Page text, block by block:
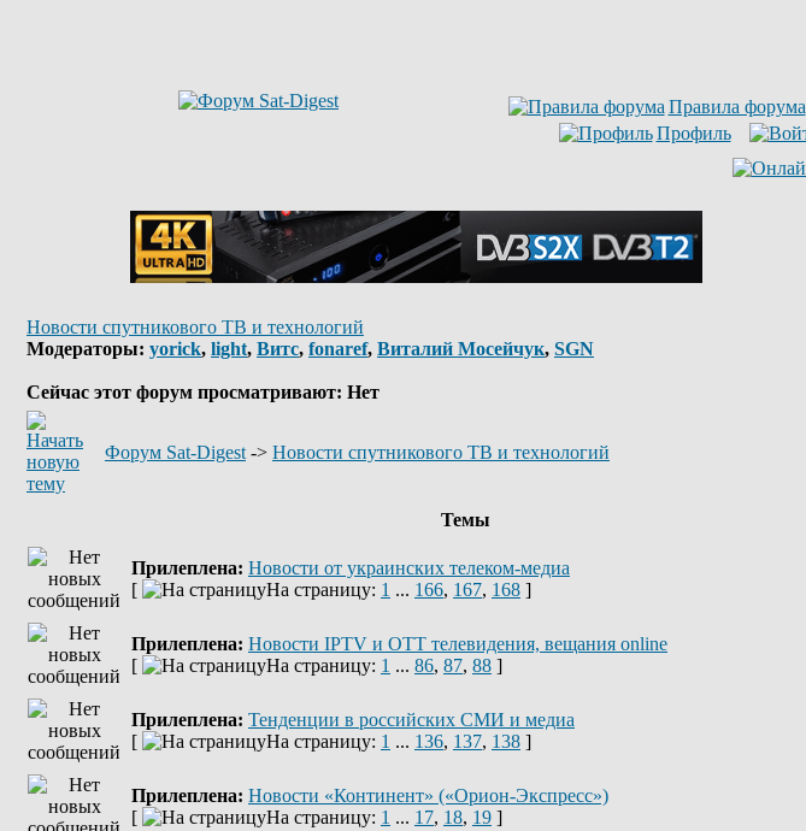
Правила форума
Профиль
Новости спутникового ТВ и технологий
Модераторы: yorick, light, Витс, fonaref, Виталий Мосейчук, SGN
Сейчас этот форум просматривают: Нет
Форум Sat-Digest -> Новости спутникового ТВ и технологий
Темы
Прилеплена: Новости от украинских телеком-медиа
[
На страницу: 1 ... 166, 167, 168 ]
Прилеплена: Новости IPTV и OTT телевидения, вещания online
[
На страницу: 1 ... 86, 87, 88 ]
Прилеплена: Тенденции в российских СМИ и медиа
[
На страницу: 1 ... 136, 137, 138 ]
Прилеплена: Новости «Континент» («Орион-Экспресс»)
[
На страницу: 1 ... 17, 18, 19 ]